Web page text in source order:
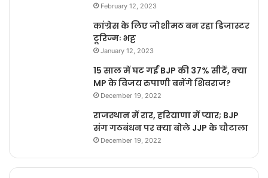
February 12, 2023
कांग्रेस के लिए जोशीमठ बन रहा डिजास्टर
टूरिज्मः भट्ट
January 12, 2023
15 साल में घट गईं BJP की 37% सीटें, क्या
MP के विजय रुपाणी बनेंगे शिवराज?
December 19, 2022
राजस्थान में रार, हरियाणा में प्यार; BJP
संग गठबंधन पर क्या बोले JJP के चौटाला
December 19, 2022